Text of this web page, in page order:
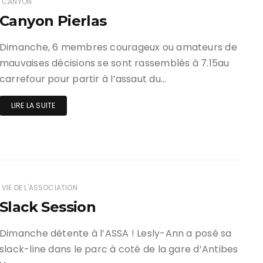
responsable de
événement non
sur Spond
SPOND Adulte
du grimpeur ASSA
Canyon Pierlas
Dimanche, 6 membres courageux ou amateurs de
mauvaises décisions se sont rassemblés à 7.15au
carrefour pour partir à l’assaut du…
LIRE LA SUITE
VIE DE L'ASSOCIATION
Slack Session
Dimanche détente à l’ASSA ! Lesly-Ann a posé sa
slack-line dans le parc à coté de la gare d’Antibes